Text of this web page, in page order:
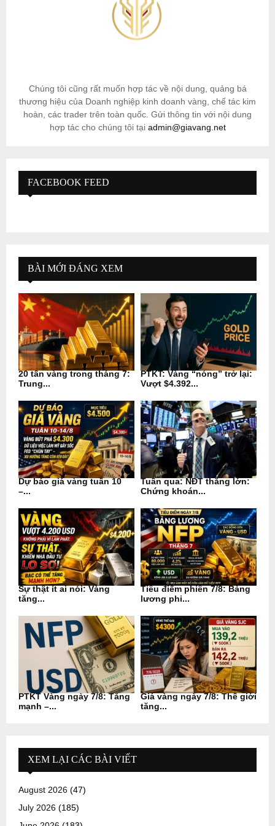
Chúng tôi cũng rất muốn hợp tác về nội dung, quảng bá
thương hiệu của Doanh nghiệp kinh doanh vàng, chế tác kim
hoàn, các trader trên toàn quốc. Gửi thông tin với nội dung
hợp tác cho chúng tôi tại admin@giavang.net
FACEBOOK FEED
BÀI MỚI ĐÁNG XEM
20 tấn vàng trong tháng 7:
Trung...
PTKT: Vàng “nóng” trở lại:
Vượt $4.392...
Dự báo giá vàng tuần 10
–...
Tuần qua: NĐT thắng lớn:
Chứng khoán...
Sự thật ít ai nói: Vàng
tăng...
Tiêu điểm phiên 7/8: Bảng
lương phi...
PTKT Vàng ngày 7/8: Tăng
mạnh –...
Giá vàng ngày 7/8: Thế giới
tăng...
XEM LẠI CÁC BÀI VIẾT
August 2026 (47)
July 2026 (185)